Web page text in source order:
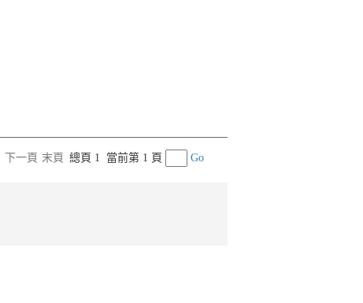
下一頁 末頁 總頁 1 當前第 1 頁 Go